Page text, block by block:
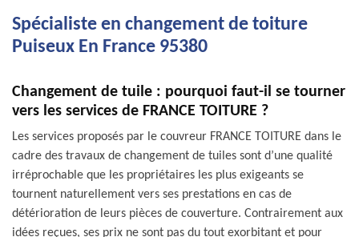
Spécialiste en changement de toiture
Puiseux En France 95380
Changement de tuile : pourquoi faut-il se tourner
vers les services de FRANCE TOITURE ?
Les services proposés par le couvreur FRANCE TOITURE dans le
cadre des travaux de changement de tuiles sont d’une qualité
irréprochable que les propriétaires les plus exigeants se
tournent naturellement vers ses prestations en cas de
détérioration de leurs pièces de couverture. Contrairement aux
idées reçues, ses prix ne sont pas du tout exorbitant et pour